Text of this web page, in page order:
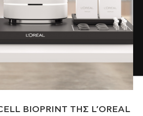
BIOPRINT ΤΗΣ L’OREAL